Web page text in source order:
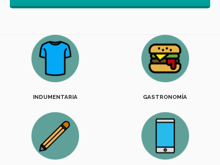
INDUMENTARIA GASTRONOMÍA